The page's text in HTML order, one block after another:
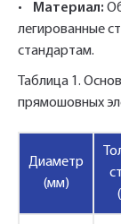
• Материал:
легированные
стандартам.
Таблица 1.
прямошовных
Диаметр
(мм)